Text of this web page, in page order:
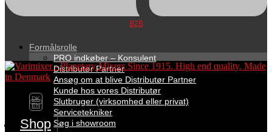
B2B
Formålsrolle
PRO indkøber – Konsulent
Distributør Partner
Ansøg om at blive Distributør Partner
Kunde hos vores Distributør
Slutbruger (virksomhed eller privat)
Servicetekniker
Søg i showroom
DK
EN
Shop